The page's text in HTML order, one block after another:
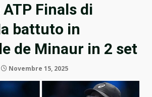
Finals di
battuto in
de Minaur in 2 set
Novembre 15, 2025